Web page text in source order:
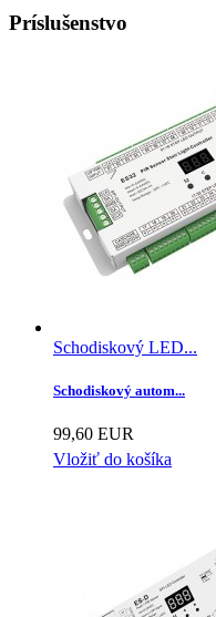
Príslušenstvo
Schodiskový LED...
Schodiskový autom...
99,60 EUR
Vložiť do košíka